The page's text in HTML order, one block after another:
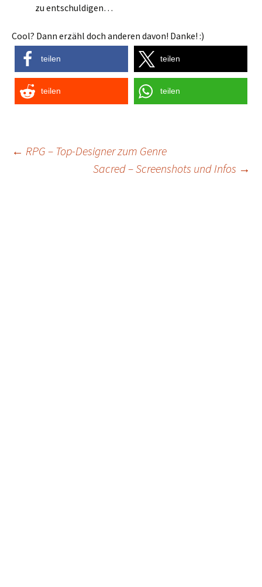
zu entschuldigen…
Cool? Dann erzähl doch anderen davon! Danke! :)
teilen teilen
teilen teilen
Post
← RPG – Top-Designer zum Genre
Sacred – Screenshots und Infos →